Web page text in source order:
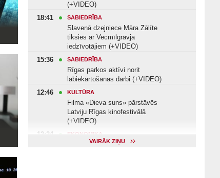
(+VIDEO)
18:41
SABIEDRĪBA
Slavenā dzejniece Māra Zālīte
tiksies ar Vecmīlgrāvja
iedzīvotājiem (+VIDEO)
15:36
SABIEDRĪBA
Rīgas parkos aktīvi norit
labiekārtošanas darbi (+VIDEO)
12:46
KULTŪRA
Filma «Dieva suns» pārstāvēs
Latviju Rīgas kinofestivālā
(+VIDEO)
12:24
EKONOMIKA
Eksperts: Latvijas iedzīvotāji
VAIRĀK ZIŅU